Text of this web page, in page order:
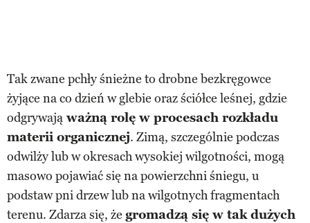
Tak zwane pchły śnieżne to drobne bezkręgowce
żyjące na co dzień w glebie oraz ściółce leśnej, gdzie
odgrywają ważną rolę w procesach rozkładu
materii organicznej. Zimą, szczególnie podczas
odwilży lub w okresach wysokiej wilgotności, mogą
masowo pojawiać się na powierzchni śniegu, u
podstaw pni drzew lub na wilgotnych fragmentach
terenu. Zdarza się, że gromadzą się w tak dużych